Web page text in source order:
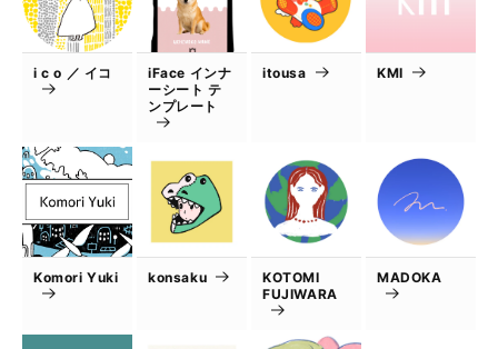
i c o ／ イコ
iFace インナ
ーシート テ
ンプレート
itousa KMI
Komori Yuki konsaku
KOTOMI
FUJIWARA
MADOKA